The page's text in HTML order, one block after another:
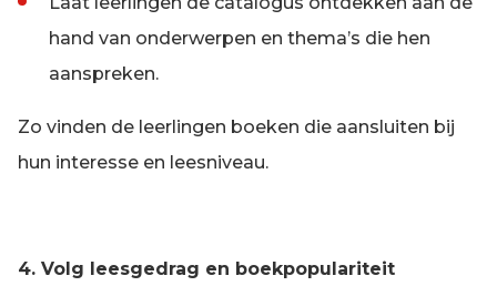
hand van onderwerpen en thema’s die hen
aanspreken.
Zo vinden de leerlingen boeken die aansluiten bij
hun interesse en leesniveau.
4. Volg leesgedrag en boekpopulariteit